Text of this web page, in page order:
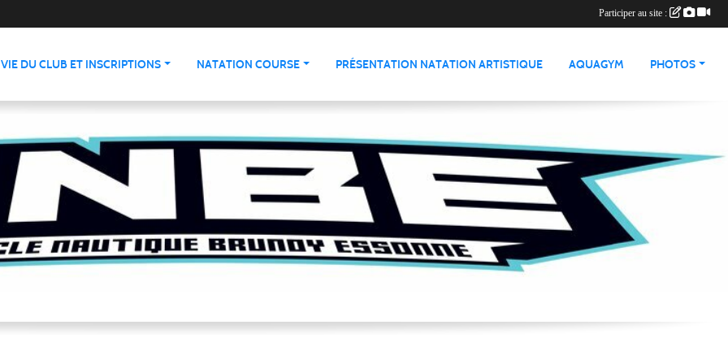
VIE DU CLUB ET INSCRIPTIONS NATATION COURSE PRÉSENTATION NATATION ARTISTIQUE AQUAGYM PHOTOS
Participer au site :